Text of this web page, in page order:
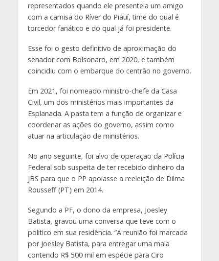
representados quando ele presenteia um amigo
com a camisa do Ríver do Piauí, time do qual é
torcedor fanático e do qual já foi presidente.
Esse foi o gesto definitivo de aproximação do
senador com Bolsonaro, em 2020, e também
coincidiu com o embarque do centrão no governo.
Em 2021, foi nomeado ministro-chefe da Casa
Civil, um dos ministérios mais importantes da
Esplanada. A pasta tem a função de organizar e
coordenar as ações do governo, assim como
atuar na articulação de ministérios.
No ano seguinte, foi alvo de operação da Polícia
Federal sob suspeita de ter recebido dinheiro da
JBS para que o PP apoiasse a reeleição de Dilma
Rousseff (PT) em 2014.
Segundo a PF, o dono da empresa, Joesley
Batista, gravou uma conversa que teve com o
político em sua residência. “A reunião foi marcada
por Joesley Batista, para entregar uma mala
contendo R$ 500 mil em espécie para Ciro